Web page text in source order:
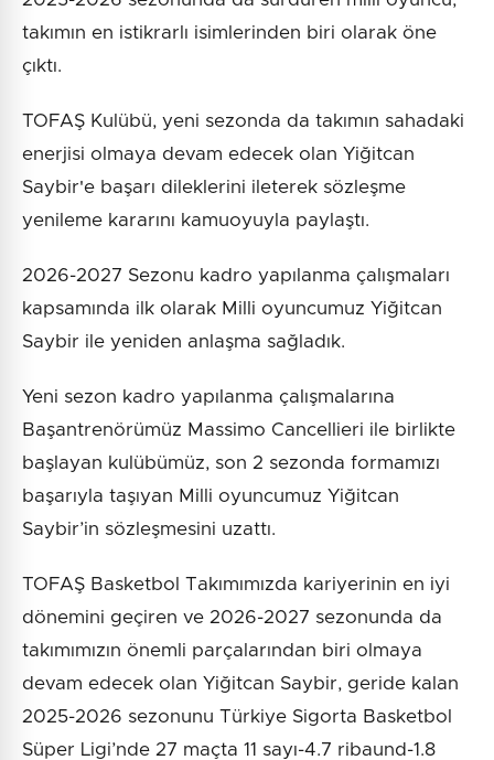
takımın en istikrarlı isimlerinden biri olarak öne
çıktı.
TOFAŞ Kulübü, yeni sezonda da takımın sahadaki
enerjisi olmaya devam edecek olan Yiğitcan
Saybir'e başarı dileklerini ileterek sözleşme
yenileme kararını kamuoyuyla paylaştı.
2026-2027 Sezonu kadro yapılanma çalışmaları
kapsamında ilk olarak Milli oyuncumuz Yiğitcan
Saybir ile yeniden anlaşma sağladık.
Yeni sezon kadro yapılanma çalışmalarına
Başantrenörümüz Massimo Cancellieri ile birlikte
başlayan kulübümüz, son 2 sezonda formamızı
başarıyla taşıyan Milli oyuncumuz Yiğitcan
Saybir’in sözleşmesini uzattı.
TOFAŞ Basketbol Takımımızda kariyerinin en iyi
dönemini geçiren ve 2026-2027 sezonunda da
takımımızın önemli parçalarından biri olmaya
devam edecek olan Yiğitcan Saybir, geride kalan
2025-2026 sezonunu Türkiye Sigorta Basketbol
Süper Ligi’nde 27 maçta 11 sayı-4.7 ribaund-1.8